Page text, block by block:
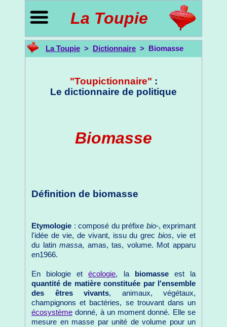
La Toupie
La Toupie > Dictionnaire > Biomasse
"Toupictionnaire" :
Le dictionnaire de politique
Biomasse
Définition de biomasse
Etymologie : composé du préfixe bio-, exprimant
l'idée de vie, de vivant, issu du grecbios, vie et
du latinmassa, amas, tas, volume. Mot apparu
en1966.
En biologie etécologie, la biomasseest la
quantité de matière constituée par l'ensemble
des êtres vivants, animaux, végétaux,
champignons et bactéries, se trouvant dans un
écosystème donné, à un moment donné. Elle se
mesure en masse par unité de volume pour un